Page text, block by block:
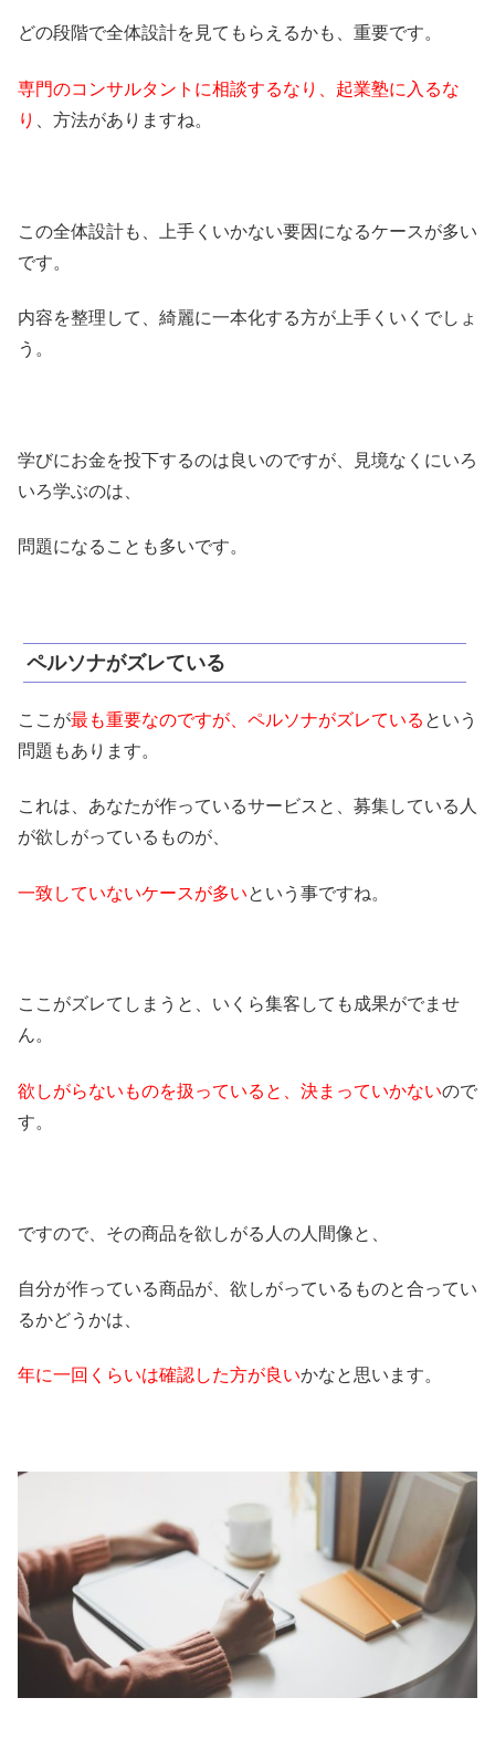
どの段階で全体設計を見てもらえるかも、重要です。
専門のコンサルタントに相談するなり、起業塾に入るな
り
、方法がありますね。
この全体設計も、上手くいかない要因になるケースが多い
です。
内容を整理して、綺麗に一本化する方が上手くいくでしょ
う。
学びにお金を投下するのは良いのですが、見境なくにいろ
いろ学ぶのは、
問題になることも多いです。
ペルソナがズレている
ここが最も重要なのですが、ペルソナがズレている という
問題もあります。
これは、あなたが作っているサービスと、募集している人
が欲しがっているものが、
一致していないケースが多いという事ですね。
ここがズレてしまうと、いくら集客しても成果がでませ
ん。
欲しがらないものを扱っていると、決まっていかないので
す。
ですので、その商品を欲しがる人の人間像と、
自分が作っている商品が、欲しがっているものと合ってい
るかどうかは、
年に一回くらいは確認した方が良いかなと思います。